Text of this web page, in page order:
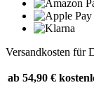
Versandkosten für
ab 54,90 €